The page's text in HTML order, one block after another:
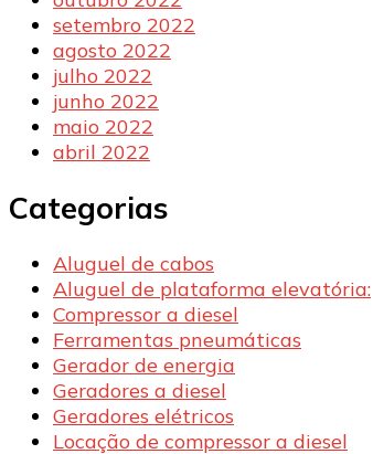
setembro 2022
agosto 2022
julho 2022
junho 2022
maio 2022
abril 2022
Categorias
Aluguel de cabos
Aluguel de plataforma elevatória:
Compressor a diesel
Ferramentas pneumáticas
Gerador de energia
Geradores a diesel
Geradores elétricos
Locação de compressor a diesel